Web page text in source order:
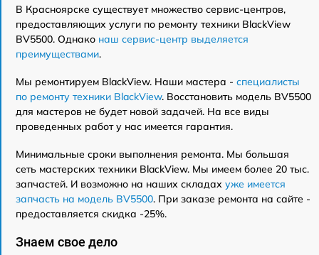
В Красноярске существует множество сервис-центров,
предоставляющих услуги по ремонту техники BlackView
BV5500. Однако наш сервис-центр выделяется
преимуществами.
Мы ремонтируем BlackView. Наши мастера - специалисты
по ремонту техники BlackView. Восстановить модель BV5500
для мастеров не будет новой задачей. На все виды
проведенных работ у нас имеется гарантия.
Минимальные сроки выполнения ремонта. Мы большая
сеть мастерских техники BlackView. Мы имеем более 20 тыс.
запчастей. И возможно на наших складах уже имеется
запчасть на модель BV5500. При заказе ремонта на сайте -
предоставляется скидка -25%.
Знаем свое дело